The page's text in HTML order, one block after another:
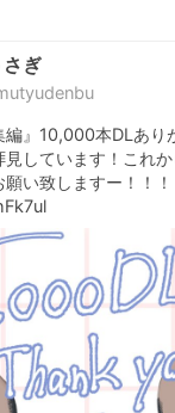
ぎ
編』10,000本DLあり
見しています！これ
い致しますー！！！